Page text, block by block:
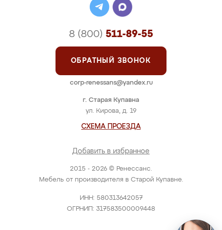
2015 - 2026 © Ренессанс.
Мебель от производителя в Старой Купавне.
ИНН: 580313642057
ОГРНИП: 317583500009448
г. Старая Купавна
ул. Кирова, д. 19
СХЕМА ПРОЕЗДА
Добавить в избранное
8 (800) 511-89-55
ОБРАТНЫЙ ЗВОНОК
corp-renessans@yandex.ru